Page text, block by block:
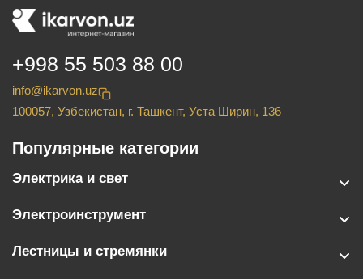
+998 55 503 88 00
info@ikarvon.uz
100057, Узбекистан, г. Ташкент, Уста Ширин, 136
Популярные категории
Электрика и свет
Электроинструмент
Лестницы и стремянки